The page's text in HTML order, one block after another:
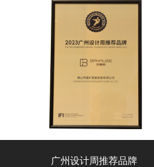
广州设计周推荐品牌